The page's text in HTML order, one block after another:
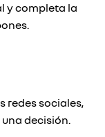
y completa la
redes sociales,
decisión.